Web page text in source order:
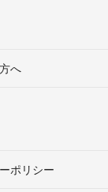
へ
ポリシー